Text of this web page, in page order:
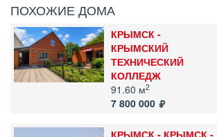
ПОХОЖИЕ ДОМА
КРЫМСК -
КРЫМСКИЙ
ТЕХНИЧЕСКИЙ
КОЛЛЕДЖ
91.60 м2
7 800 000
КРЫМСК - КРЫМСК -